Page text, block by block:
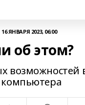
16 ЯНВАРЯ 2023, 06:00
об этом?
возможностей